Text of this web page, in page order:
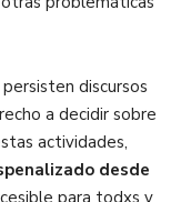
discursos
a decidir sobre
actividades,
desde